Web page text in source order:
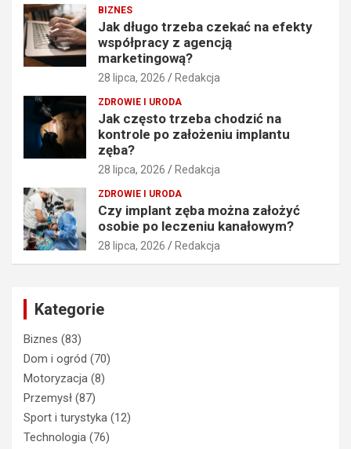
BIZNES
Jak długo trzeba czekać na efekty
współpracy z agencją
marketingową?
28 lipca, 2026 Redakcja
ZDROWIE I URODA
Jak często trzeba chodzić na
kontrole po założeniu implantu
zęba?
28 lipca, 2026 Redakcja
ZDROWIE I URODA
Czy implant zęba można założyć
osobie po leczeniu kanałowym?
28 lipca, 2026 Redakcja
Kategorie
Biznes (83)
Dom i ogród (70)
Motoryzacja (8)
Przemysł (87)
Sport i turystyka (12)
Technologia (76)